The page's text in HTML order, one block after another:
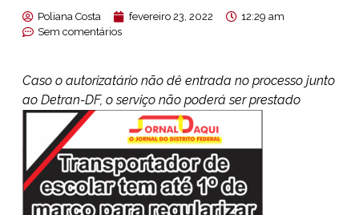
Poliana Costa fevereiro 23, 2022
12:29 am
Sem comentários
Caso o autorizatário não dê entrada no processo junto
ao Detran-DF, o serviço não poderá ser prestado